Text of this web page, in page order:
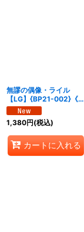
無謬の偶像・ライル
【LG】{BP21-002}《エ
ルフ》
1,380円(税込)
カートに入れる